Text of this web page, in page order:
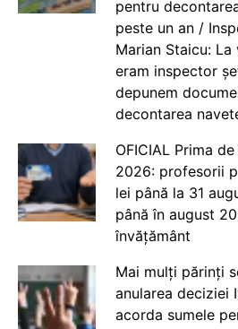
pentru
peste un an /
Marian Staicu: La
eram inspector
depunem
decontarea
OFICIAL Prima
2026: profesorii
lei până la 31
până în august
învățământ
Mai mulți părinți
anularea deciziei
acorda sumele